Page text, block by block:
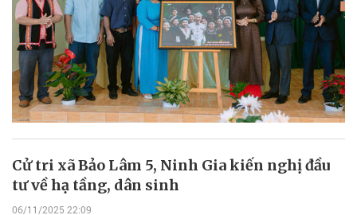
Cử tri xã Bảo Lâm 5, Ninh Gia kiến nghị đầu
tư về hạ tầng, dân sinh
06/11/2025 22:09